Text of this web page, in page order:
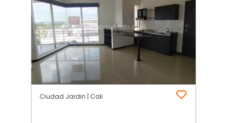
Ciudad Jardin | Cali